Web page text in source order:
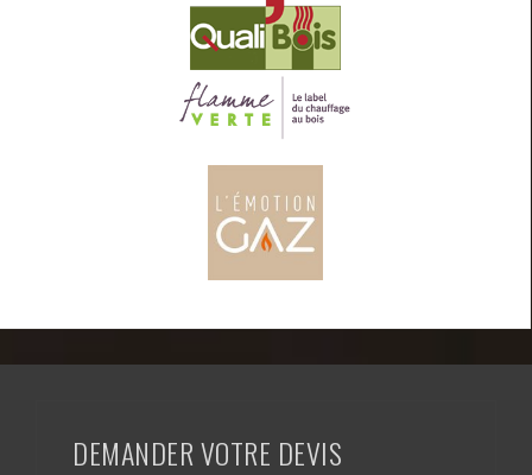
DEMANDER VOTRE DEVIS